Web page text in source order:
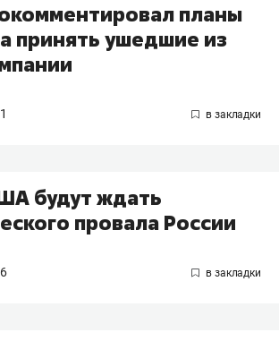
планы
принять ушедшие из
1
будут ждать
провала России
6